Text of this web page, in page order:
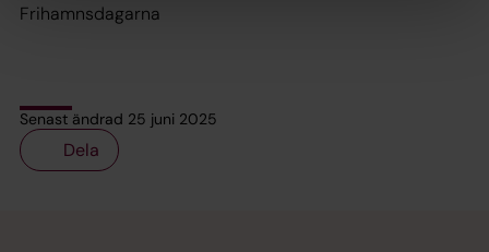
Frihamnsdagarna
Senast ändrad 25 juni 2025
Dela